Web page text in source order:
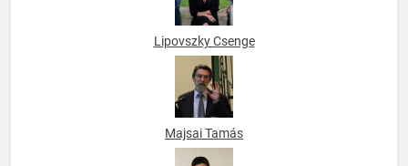
Lipovszky Csenge
Majsai Tamás